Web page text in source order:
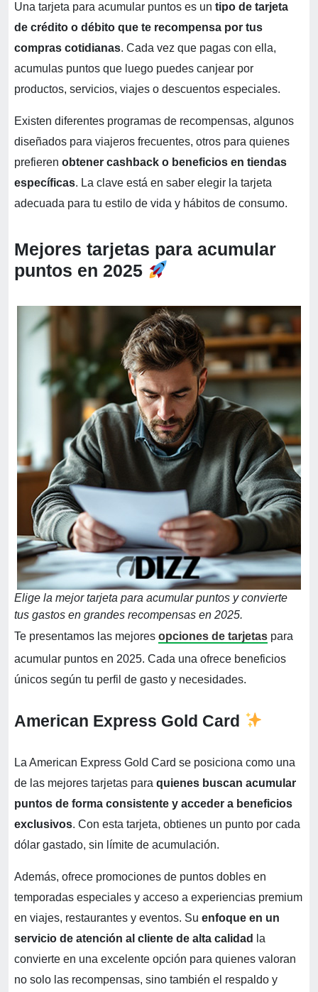
Una tarjeta para acumular puntos es un tipo de tarjeta
de crédito o débito que te recompensa por tus
compras cotidianas. Cada vez que pagas con ella,
acumulas puntos que luego puedes canjear por
productos, servicios, viajes o descuentos especiales.
Existen diferentes programas de recompensas, algunos
diseñados para viajeros frecuentes, otros para quienes
prefieren obtener cashback o beneficios en tiendas
específicas. La clave está en saber elegir la tarjeta
adecuada para tu estilo de vida y hábitos de consumo.
Mejores tarjetas para acumular
puntos en 2025
Elige la mejor tarjeta para acumular puntos y convierte
tus gastos en grandes recompensas en 2025.
Te presentamos las mejores opciones de tarjetas para
acumular puntos en 2025. Cada una ofrece beneficios
únicos según tu perfil de gasto y necesidades.
American Express Gold Card
La American Express Gold Card se posiciona como una
de las mejores tarjetas para quienes buscan acumular
puntos de forma consistente y acceder a beneficios
exclusivos. Con esta tarjeta, obtienes un punto por cada
dólar gastado, sin límite de acumulación.
Además, ofrece promociones de puntos dobles en
temporadas especiales y acceso a experiencias premium
en viajes, restaurantes y eventos. Su enfoque en un
servicio de atención al cliente de alta calidad
la
convierte en una excelente opción para quienes valoran
no solo las recompensas, sino también el respaldo y